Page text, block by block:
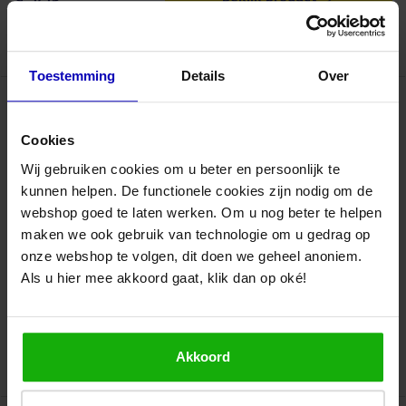
Toestemming Details Over
Cookies
Wij gebruiken cookies om u beter en persoonlijk te
kunnen helpen. De functionele cookies zijn nodig om de
webshop goed te laten werken. Om u nog beter te helpen
maken we ook gebruik van technologie om u gedrag op
onze webshop te volgen, dit doen we geheel anoniem.
Als u hier mee akkoord gaat, klik dan op oké!
Akkoord
Artikelnr.: PVCKP-55-24/91
Variabele bocht 3° t/m 48° -
hoogste kwaliteit
Makkelijk te verwerken & erg duurzaam
Met lijm makkelijk gemonteerd
Witte kleur
€ 8,09
€ 6,69
Op werkdagen voor 16:30 besteld,morgenbezorgd
Bekijk product